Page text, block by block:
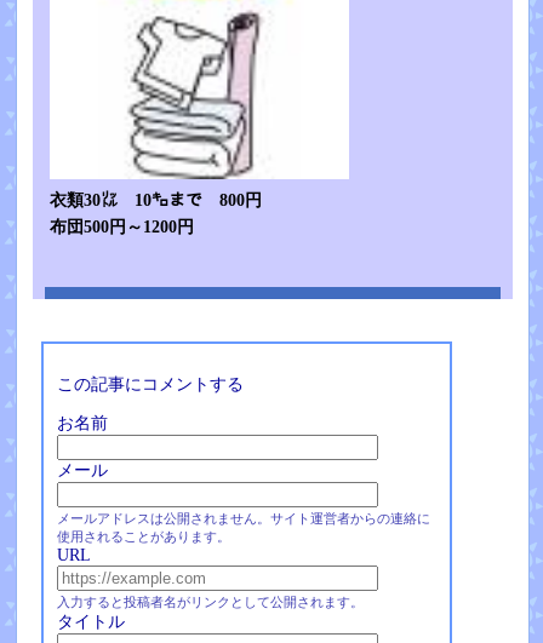
衣類30㍑ 10㌔まで 800円
布団500円～1200円
この記事にコメントする
お名前
メール
メールアドレスは公開されません。サイト運営者からの連絡に
使用されることがあります。
URL
入力すると投稿者名がリンクとして公開されます。
タイトル